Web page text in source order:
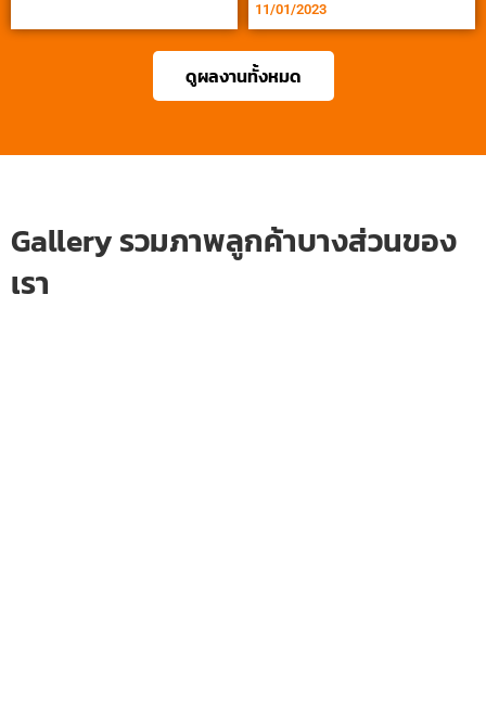
11/01/2023
ดูผลงานทั้งหมด
Gallery รวมภาพลูกค้าบางส่วนของ
เรา